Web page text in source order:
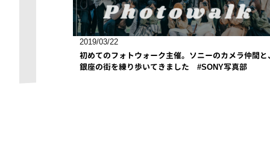
2019/03/22
初めてのフォトウォーク主催。ソニーのカメラ仲間と
銀座の街を練り歩いてきました #SONY写真部